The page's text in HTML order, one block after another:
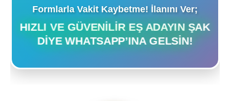
Formlarla Vakit Kaybetme! İlanını Ver;
HIZLI VE GÜVENILIR EŞ ADAYIN ŞAK
DIYE WHATSAPP’INA GELSIN!